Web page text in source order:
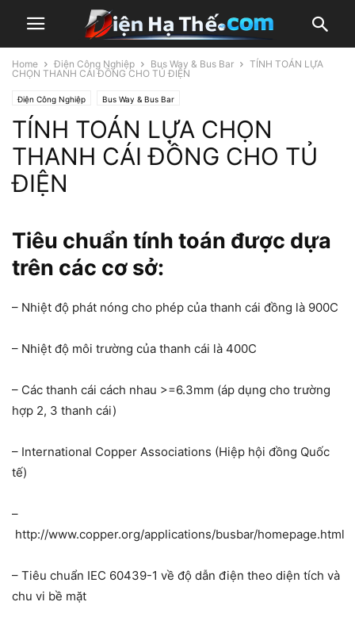
Home Điện Công Nghiệp Bus Way & Bus Bar
TÍNH TOÁN LỰA
CHỌN THANH CÁI ĐỒNG CHO TỦ ĐIỆN
Điện Công Nghiệp Bus Way & Bus Bar
TÍNH TOÁN LỰA CHỌN
THANH CÁI ĐỒNG CHO TỦ
ĐIỆN
Tiêu chuẩn tính toán được dựa
trên các cơ sở:
– Nhiệt độ phát nóng cho phép của thanh cái đồng là 900C
– Nhiệt độ môi trường của thanh cái là 400C
– Các thanh cái cách nhau >=6.3mm (áp dụng cho trường
hợp 2, 3 thanh cái)
– International Copper Associations (Hiệp hội đồng Quốc
tế)
–
http://www.copper.org/applications/busbar/homepage.html
– Tiêu chuẩn IEC 60439-1 về độ dẫn điện theo diện tích và
chu vi bề mặt